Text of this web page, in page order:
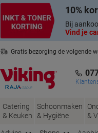
10%
Bij
Vind je
Gratis bezorging de volgende
Catering
& Keuken
Schoonmaken
& Hygiëne
&